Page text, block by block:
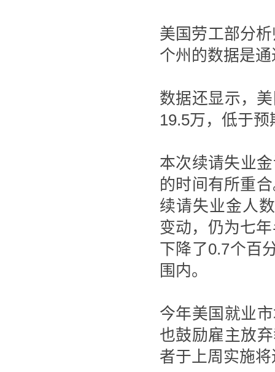
美国劳工部分
个州的数据是
数据还显示，
19.5万，低于
本次续请失业
的时间有所重
续请失业金人
变动，仍为七
下降了0.7个百
围内。
今年美国就业
也鼓励雇主放
者于上周实施